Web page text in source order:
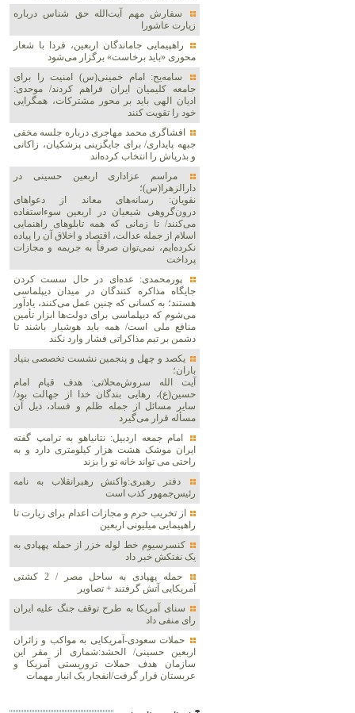
سفارش مهم آیت‌الله حق شناس درباره
زیارت عاشورا
راهپیمایی جاماندگان اربعین، فردا با شعار
محوری «باید برخاست» برگزار می‌شود
سامه‌یح: امام خمینی(س) امنیت را برای
جامعه کلیمیان ایران فراهم کردند/ موحدی:
ادیان الهی باید بر محور مشترکات، همگرایی
خود را تقویت کنند
افشاگری محمد مهاجری درباره جلسه مخفی
جبهه پایداری/ برای جایگزینی پزشکیان، زاکانی
و بذرپاش را انتخاب کرده‌اند
مراسم عزاداری اربعین حسینی در
دارالزهرا(س)؛
نقویان: رسانه‌های معاند از دعواهای
درون‌گروهی شیعیان در اربعین سوءاستفاده
می‌کنند/ تا زمانی که همه تابلوهای راهنمایی
اسلام از جمله عدالت، اقتصاد و اخلاق آن را پیاده
نکرده‌ایم، نمی‌توان صرفاً به جریمه و مجازات
پرداخت
پورمحمدی: عده‌ای در حال سست کردن
جایگاه مذاکره کنندگان در میدان دیپلماسی
هستند؛ به کسانی که چنین عمل می‌کنند، یادآور
می‌شوم که دیپلماسی برای دولت‌ها ابزار تأمین
منافع ملی است/ همه باید هوشیار باشند تا
دشمن بر تیم مذاکراتی فشار وارد نکند
یکصد و چهل و پنجمین نشست تخصصی بنیاد
باران؛
آیت الله سروش‌محلاتی: هدف قیام امام
حسین(ع)، رهایی بندگان خدا از جهالت بود/
سایر مسائل از جمله ظلم و فساد، ذیل آن
مسأله قرار می‌گیرد
امام جمعه اردبیل: نتانیاهو به ترامپ گفته
ایران موشک هشت هزار کیلومتری دارد و به
راحتی می تواند خانه تو را بزند
دفتر رهبری:واکنش رهبرانقلاب به نامه
رئیس‌جمهور کذب است
از تخریب حرم و مجازات اعدام برای زیارت تا
راهپیمایی میلیونی اربعین
کنسرسیوم خط لوله خزر از حمله پهپادی به
یک نفتکش خبر داد
حمله پهپادی به ساحل مصر / 2 کشتی
آمریکایی آتش گرفتند + تصاویر
سنای آمریکا به طرح توقف جنگ علیه ایران
رای منفی داد
حملات سعودی-آمریکایی به مواکب و زائران
اربعین حسینی/ الحشد:شماری از مقر این
سازمان هدف حملات تروریستی آمریکا و
عربستان قرار گرفت/انفجار یک انبار مهمات